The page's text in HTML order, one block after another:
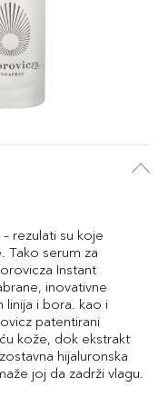
rezulati su koje
Tako serum za
Instant
inovativne
linija i bora. kao i
patentirani
kože, dok ekstrakt
hijaluronska
joj da zadrži vlagu.